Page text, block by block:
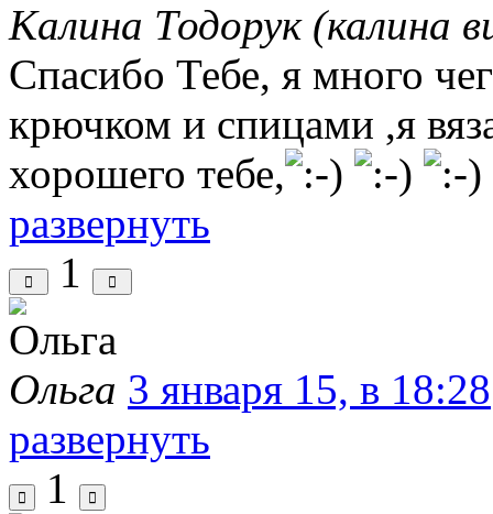
Калина Тодорук (калина
Спасибо Тебе, я много
крючком и спицами ,я
хорошего тебе,
развернуть
1
Ольга 3 января 15, в 18:28
развернуть
1